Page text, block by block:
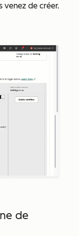
venez de créer.
de